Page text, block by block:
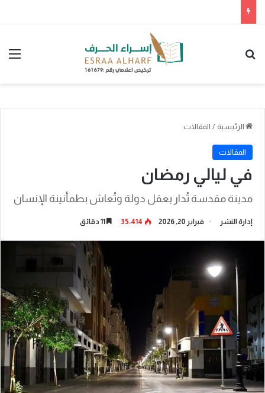
الرئيسية / المقالات
المقالات
في ليالي رمضان
مدينة مقدسة تُدار بعقل دولة وتُعاش بطمأنينة الإنسان
إدارة النشر فبراير 20, 2026 35٬414